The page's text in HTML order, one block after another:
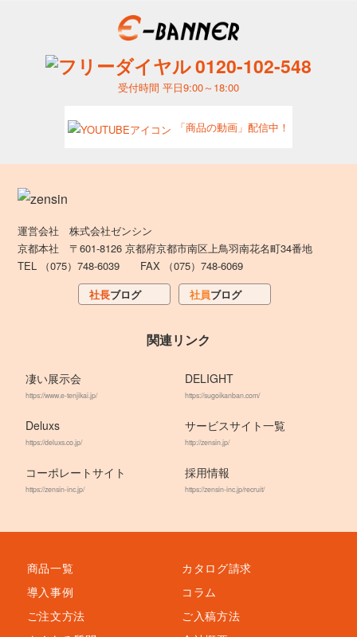
0120-102-548
受付時間 平日9:00～18:00
「商品の動画」配信中！
運営会社 株式会社ゼンシン
京都本社 〒601-8126 京都府京都市南区上鳥羽南花名町34番地
TEL （075）748-6039 FAX （075）748-6069
社長ブログ 社員ブログ
関連リンク
凄い展示会
https://www.e-tenjikai.jp/
DELIGHT
https://sugoikanban.com/
Deluxs
https://deluxs.co.jp/
サービスサイト一覧
http://zensin.jp/
コーポレートサイト
https://zensin-inc.jp/
採用情報
https://zensin-inc.jp/recruit/
商品一覧
カタログ請求
導入事例
コラム
ご注文方法
ご入稿方法